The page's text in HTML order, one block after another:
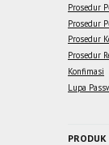
Prosedur
Prosedur
Prosedur
Prosedur
Konfimasi
Lupa
PRODUK